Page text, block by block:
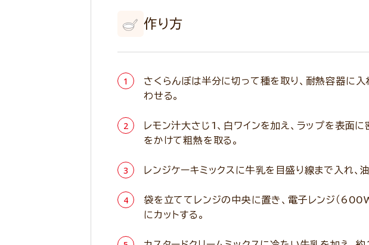
作り方
さくらんぼは半分に切って種を取り、耐熱容器に
わせる。
レモン汁大さじ1、白ワインを加え、ラップを表
をかけて粗熱を取る。
レンジケーキミックスに牛乳を目盛り線まで入れ
袋を立ててレンジの中央に置き、電子レンジ（
にカットする。